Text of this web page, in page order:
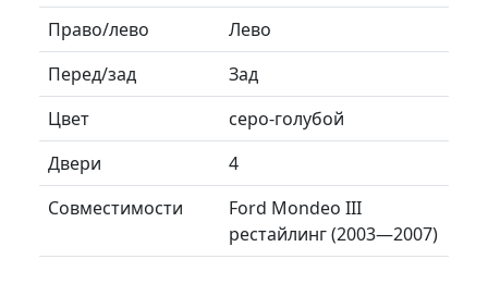
Право/лево
Лево
Перед/зад
Зад
Цвет
серо-голубой
Двери
4
Совместимости
Ford Mondeo III
рестайлинг (2003—2007)